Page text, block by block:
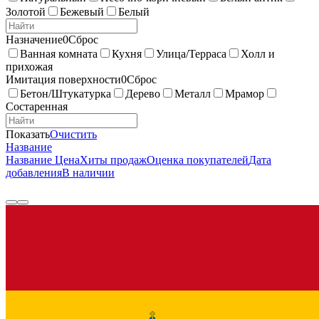
Золотой
Бежевый Белый
Назначение0Сброс
Ванная комната
Кухня Улица/Терраса
Холл и
прихожая
Имитация поверхности0Сброс
Бетон/Штукатурка
Дерево Металл
Мрамор
Состаренная
ПоказатьОчистить
Название
Название ЦенаХиты продажОценка покупателейДата
добавленияВ наличии